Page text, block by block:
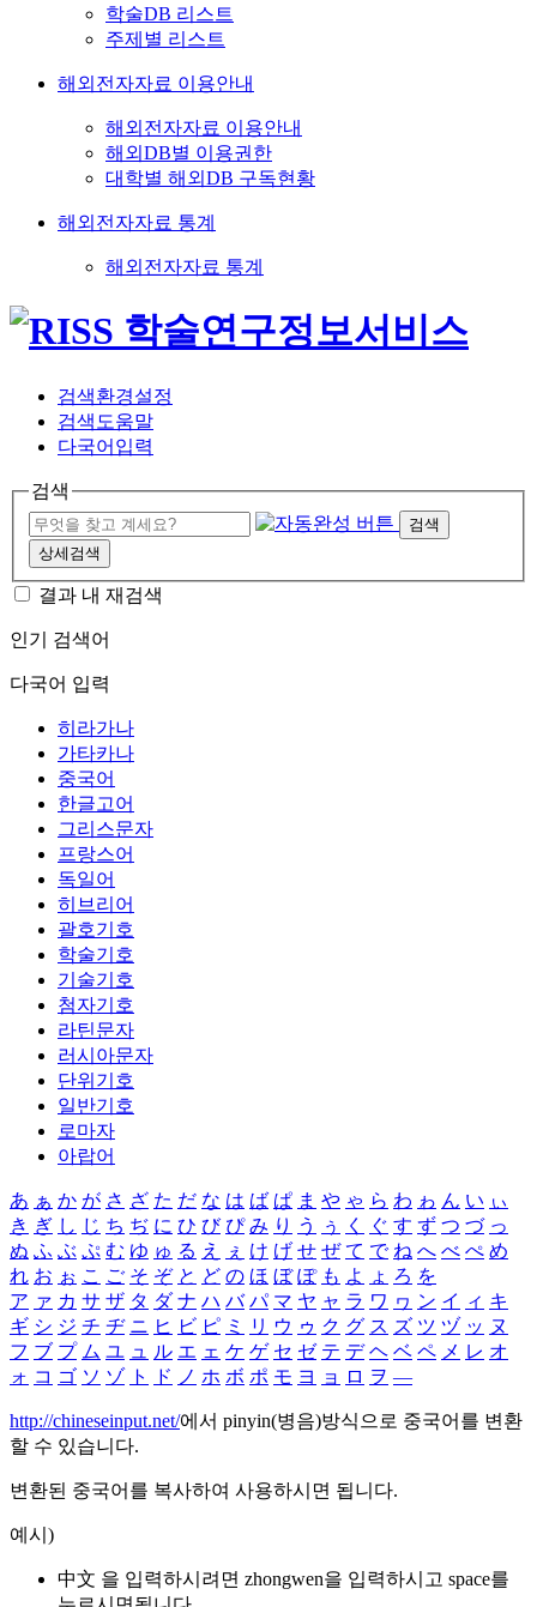
학술DB 리스트
주제별 리스트
해외전자자료 이용안내
해외전자자료 이용안내
해외DB별 이용권한
대학별 해외DB 구독현황
해외전자자료 통계
해외전자자료 통계
검색환경설정
검색도움말
다국어입력
검색
검색
상세검색
결과 내 재검색
인기 검색어
다국어 입력
히라가나
가타카나
중국어
한글고어
그리스문자
프랑스어
독일어
히브리어
괄호기호
학술기호
기술기호
첨자기호
라틴문자
러시아문자
단위기호
일반기호
로마자
아랍어
あ ぁ か が さ ざ た だ な は ば ぱ ま や ゃ ら わ ゎ ん い ぃ
き ぎ し じ ち ぢ に ひ び ぴ み り う ぅ く ぐ す ず つ づ っ
ぬ ふ ぶ ぷ む ゆ ゅ る え ぇ け げ せ ぜ て で ね へ べ ぺ め
れ お ぉ こ ご そ ぞ と ど の ほ ぼ ぽ も よ ょ ろ を
ア ァ カ サ ザ タ ダ ナ ハ バ パ マ ヤ ャ ラ ワ ヮ ン イ ィ キ
ギ シ ジ チ ヂ ニ ヒ ビ ピ ミ リ ウ ゥ ク グ ス ズ ツ ヅ ッ ヌ
フ ブ プ ム ユ ュ ル エ ェ ケ ゲ セ ゼ テ デ ヘ ベ ペ メ レ オ
ォ コ ゴ ソ ゾ ト ド ノ ホ ボ ポ モ ヨ ョ ロ ヲ ―
http://chineseinput.net/에서 pinyin(병음)방식으로 중국어를 변환
할 수 있습니다.
변환된 중국어를 복사하여 사용하시면 됩니다.
예시)
中文 을 입력하시려면 zhongwen을 입력하시고 space를